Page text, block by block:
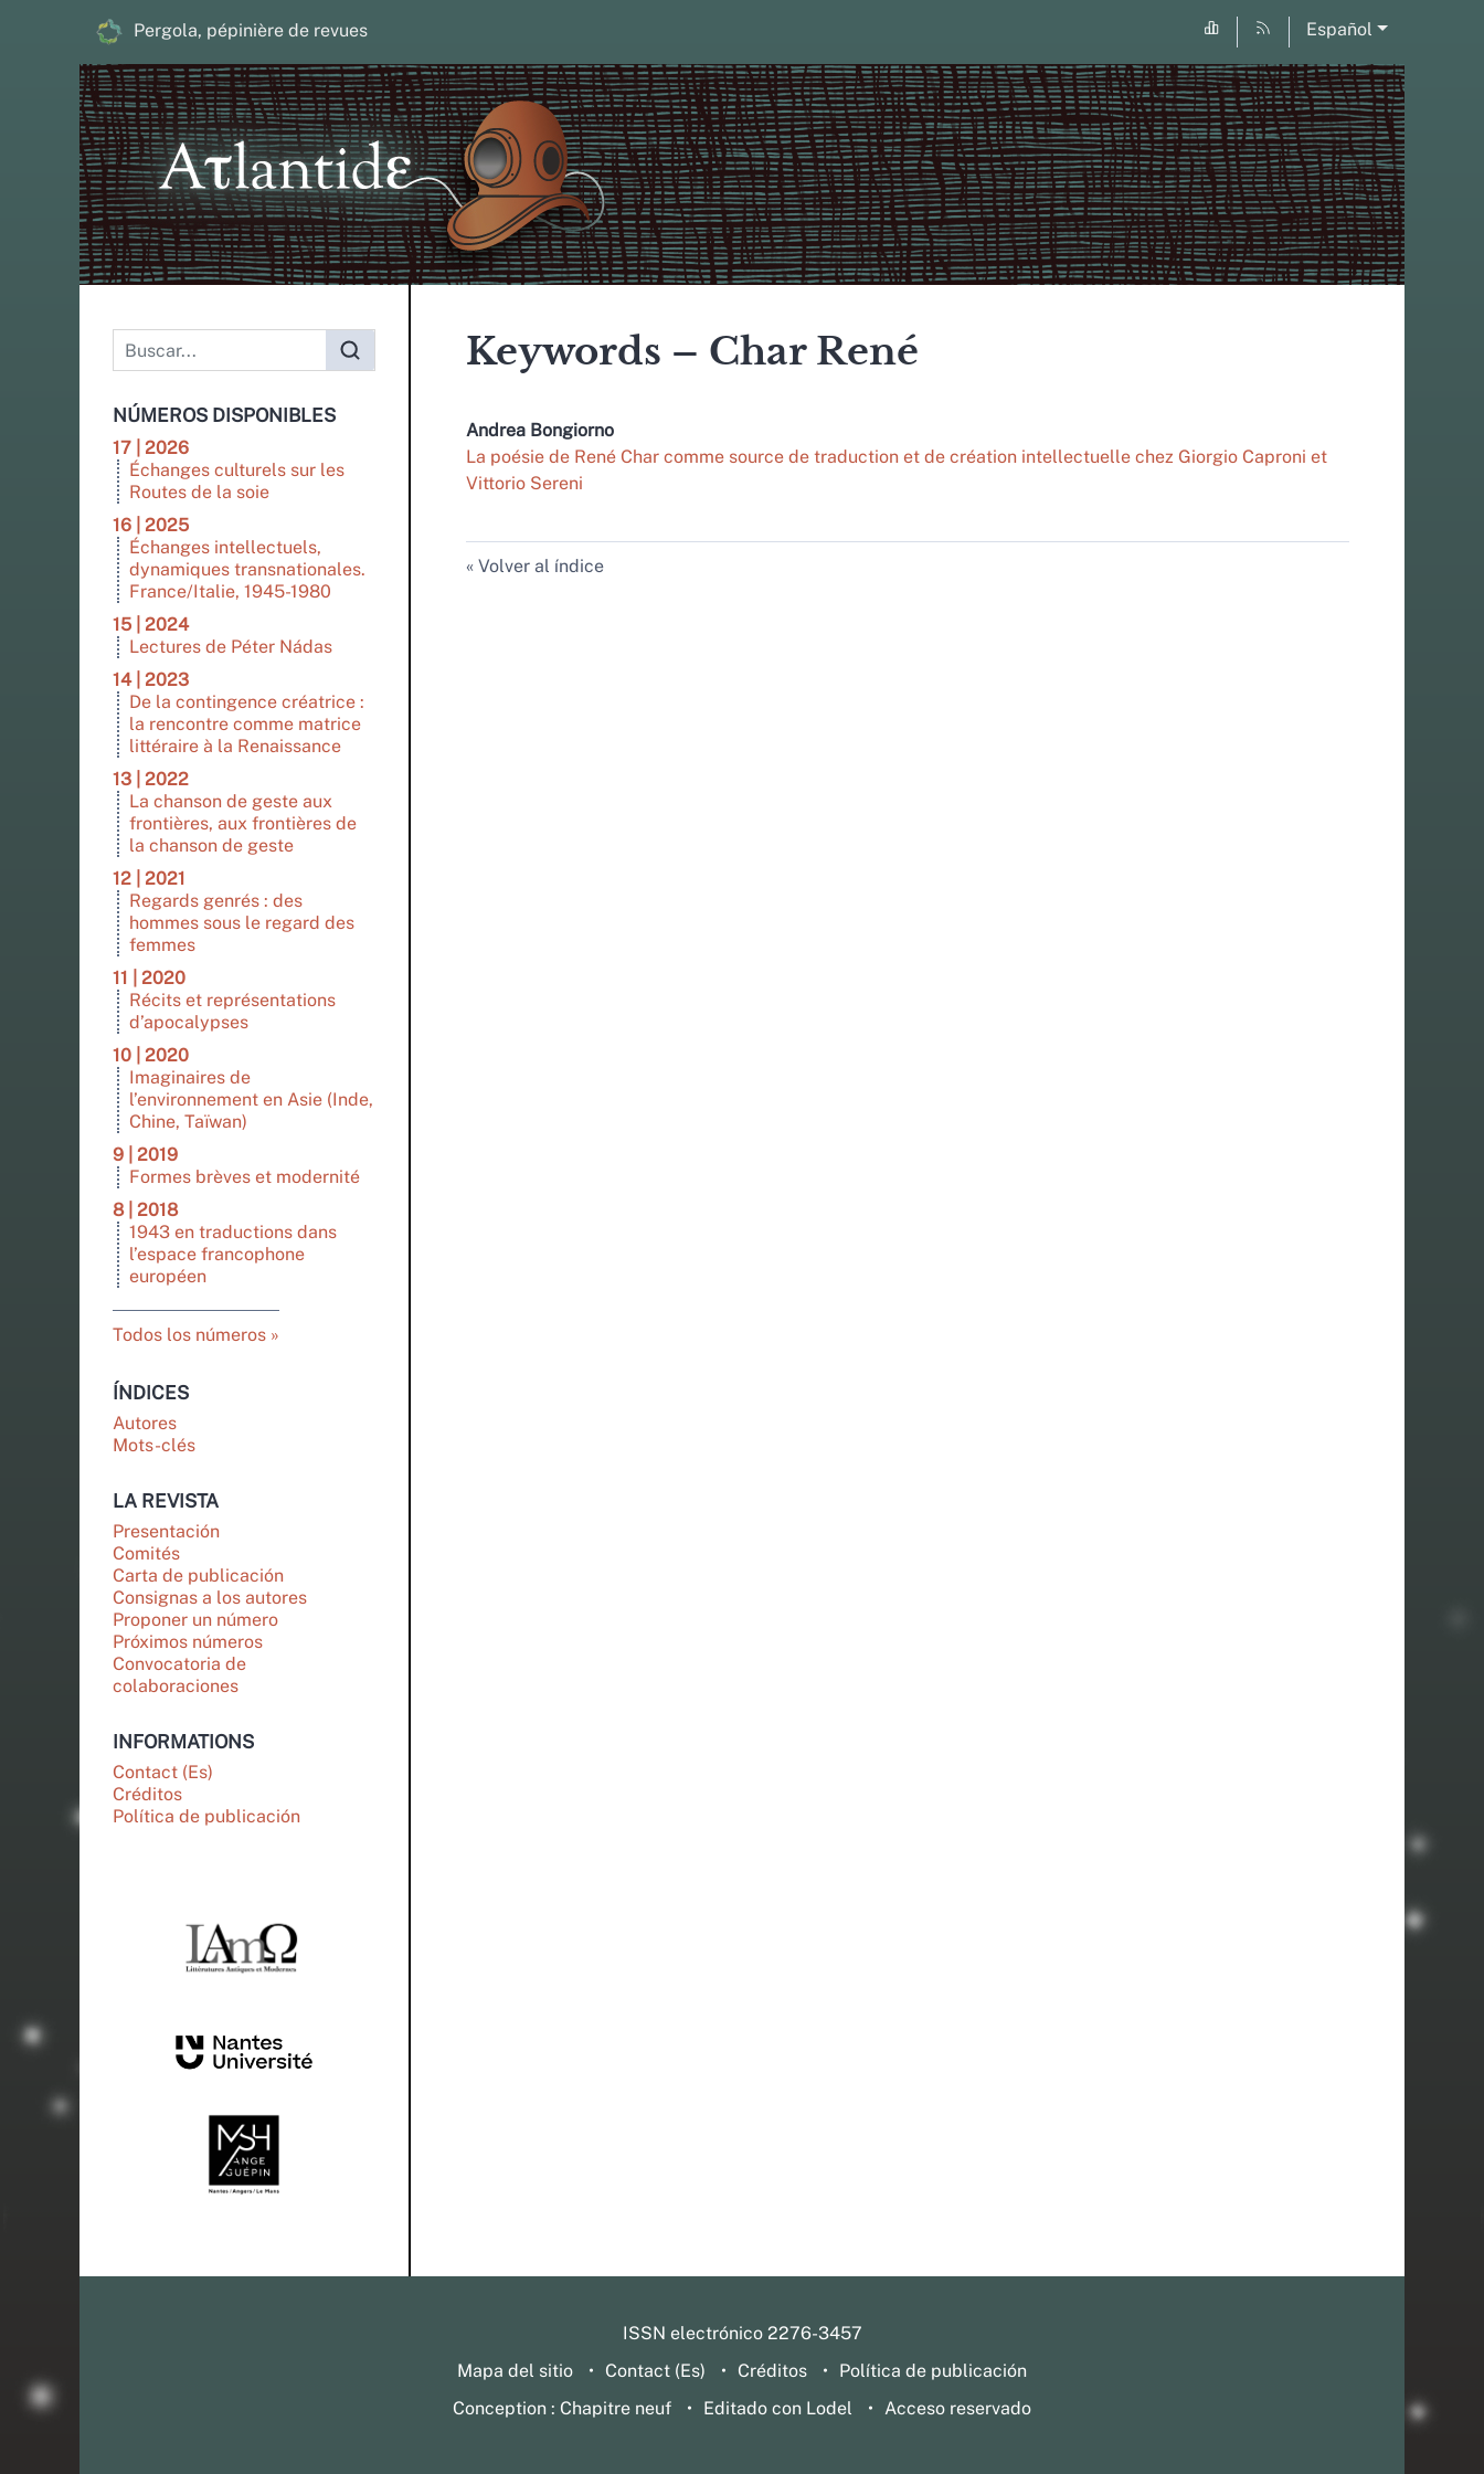
Pergola, pépinière de revues Español
NÚMEROS DISPONIBLES
17 | 2026
Échanges culturels sur les
Routes de la soie
16 | 2025
Échanges intellectuels,
dynamiques transnationales.
France/Italie, 1945-1980
15 | 2024
Lectures de Péter Nádas
14 | 2023
De la contingence créatrice :
la rencontre comme matrice
littéraire à la Renaissance
13 | 2022
La chanson de geste aux
frontières, aux frontières de
la chanson de geste
12 | 2021
Regards genrés : des
hommes sous le regard des
femmes
11 | 2020
Récits et représentations
d’apocalypses
10 | 2020
Imaginaires de
l’environnement en Asie (Inde,
Chine, Taïwan)
9 | 2019
Formes brèves et modernité
8 | 2018
1943 en traductions dans
l’espace francophone
européen
Todos los números
ÍNDICES
Autores
Mots-clés
LA REVISTA
Presentación
Comités
Carta de publicación
Consignas a los autores
Proponer un número
Próximos números
Convocatoria de
colaboraciones
INFORMATIONS
Contact (Es)
Créditos
Política de publicación
Keywords – Char René
Andrea Bongiorno
La poésie de René Char comme source de traduction et de création intellectuelle chez Giorgio Caproni et
Vittorio Sereni
Volver al índice
ISSN electrónico 2276-3457
Mapa del sitio
Contact (Es) Créditos
Política de publicación
Conception : Chapitre neuf
Editado con Lodel Acceso reservado